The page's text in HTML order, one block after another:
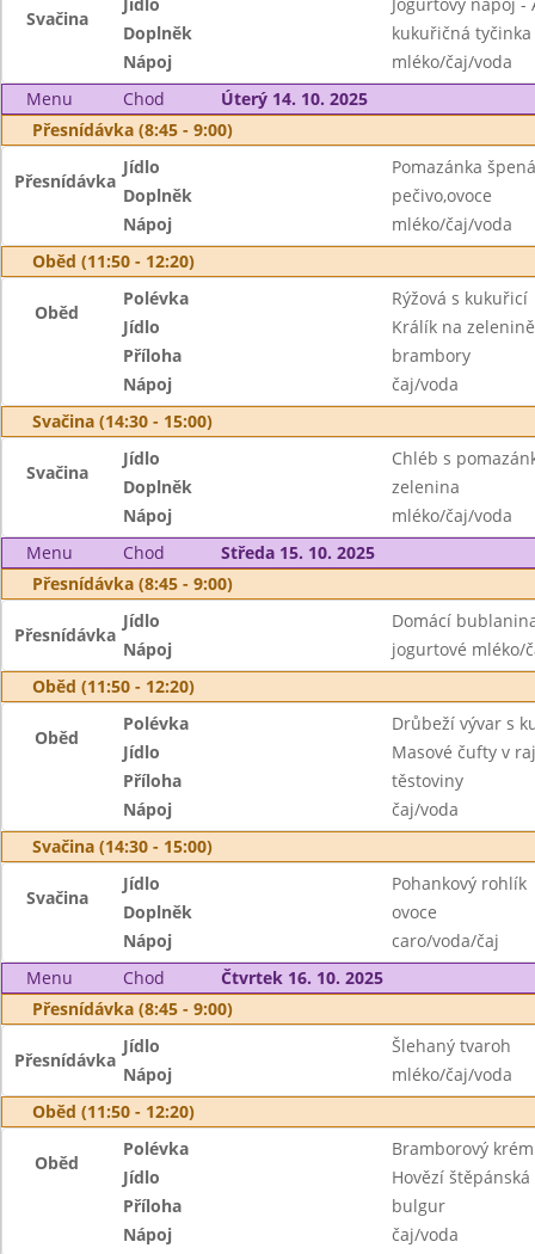
Svačina
Doplněk
kukuřičná tyčinka
Nápoj
mléko/čaj/voda
Menu
Chod
Úterý 14. 10. 2025
Přesnídávka (8:45 - 9:00)
Přesnídávka
Jídlo
Pomazánka
Doplněk
pečivo,ovoce
Nápoj
mléko/čaj/voda
Oběd (11:50 - 12:20)
Oběd
Polévka
Rýžová s kukuřicí
Jídlo
Králík na zelenině
Příloha
brambory
Nápoj
čaj/voda
Svačina (14:30 - 15:00)
Svačina
Jídlo
Chléb s
Doplněk
zelenina
Nápoj
mléko/čaj/voda
Menu
Chod
Středa 15. 10. 2025
Přesnídávka (8:45 - 9:00)
Přesnídávka
Jídlo
Domácí
Nápoj
jogurtové mléko/
Oběd (11:50 - 12:20)
Oběd
Polévka
Drůbeží vývar s
Jídlo
Masové čufty v
Příloha
těstoviny
Nápoj
čaj/voda
Svačina (14:30 - 15:00)
Svačina
Jídlo
Pohankový rohlík
Doplněk
ovoce
Nápoj
caro/voda/čaj
Menu
Chod
Čtvrtek 16. 10. 2025
Přesnídávka (8:45 - 9:00)
Přesnídávka
Jídlo
Šlehaný tvaroh
Nápoj
mléko/čaj/voda
Oběd (11:50 - 12:20)
Oběd
Polévka
Bramborový
Jídlo
Hovězí
Příloha
bulgur
Nápoj
čaj/voda